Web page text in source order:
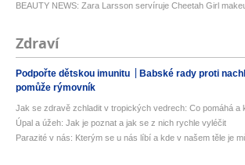
BEAUTY NEWS: Zara Larsson servíruje Cheetah Girl
Zdraví
Podpořte dětskou imunitu Babské rady proti
pomůže rýmovník
Jak se zdravě zchladit v tropických vedrech: Co pomáhá a
Úpal a úžeh: Jak je poznat a jak se z nich rychle vyléčit
Parazité v nás: Kterým se u nás líbí a kde v našem těle je